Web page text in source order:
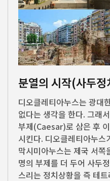
분열의 시작(사두
디오클레티아누스는 광대
없다는 생각을 한다. 그래
부제(Caesar)로 삼은 후
시킨다. 디오클레티아누
막시미아누스는 제국 서
명의 부제를 더 두어 사두
스리는 정치상황을 즉 테